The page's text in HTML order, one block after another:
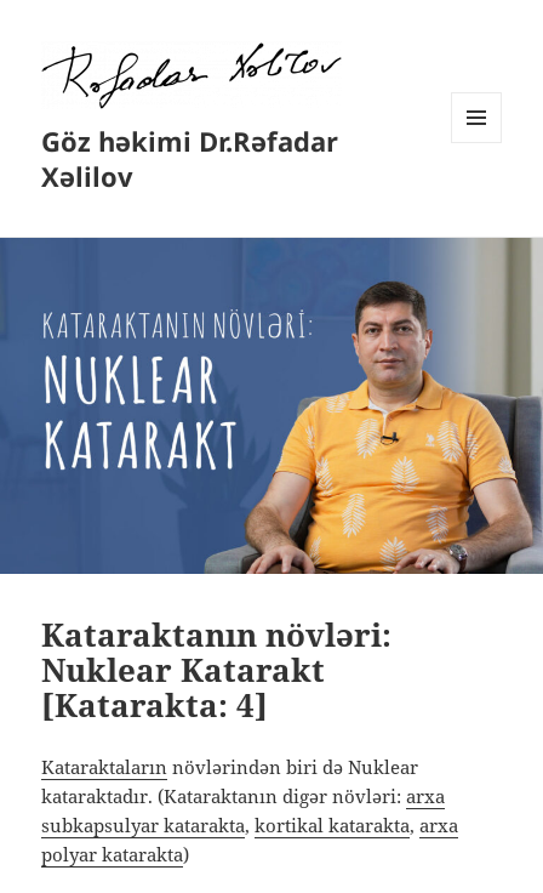
Göz həkimi Dr.Rəfadar
Xəlilov
Kataraktanın növləri:
Nuklear Katarakt
[Katarakta: 4]
Kataraktaların növlərindən biri də Nuklear
kataraktadır. (Kataraktanın digər növləri:arxa
subkapsulyar katarakta,kortikal katarakta,arxa
polyar katarakta)